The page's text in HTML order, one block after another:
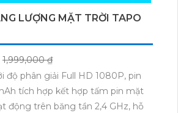
LƯỢNG MẶT TRỜI TAPO
1,999,000 ₫
độ phân giải Full HD 1080P, pin
tích hợp kết hợp tấm pin mặt
động trên băng tần 2,4 GHz, hỗ